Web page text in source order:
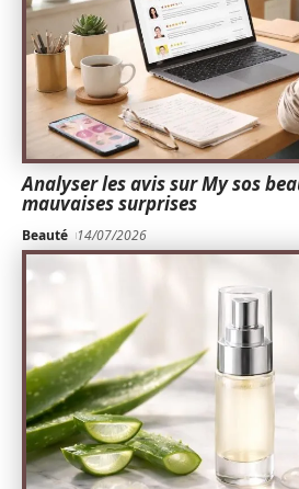
Analyser les avis sur My sos
mauvaises surprises
Beauté 14/07/2026